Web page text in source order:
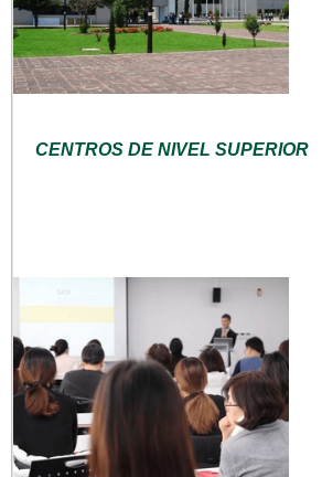
CENTROS DE NIVEL SUPERIOR